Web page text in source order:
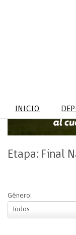
INICIO
Etapa: Final
Género:
Todos